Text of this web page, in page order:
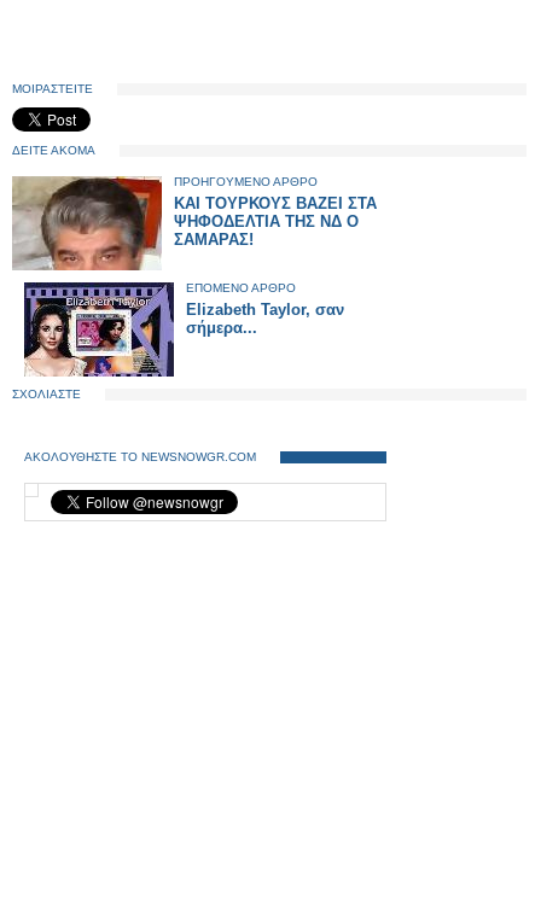
ΜΟΙΡΑΣΤΕΙΤΕ
ΔΕΙΤΕ ΑΚΟΜΑ
ΠΡΟΗΓΟΥΜΕΝΟ ΑΡΘΡΟ
ΚΑΙ ΤΟΥΡΚΟΥΣ ΒΑΖΕΙ ΣΤΑ
ΨΗΦΟΔΕΛΤΙΑ ΤΗΣ ΝΔ Ο
ΣΑΜΑΡΑΣ!
ΕΠΟΜΕΝΟ ΑΡΘΡΟ
Elizabeth Taylor, σαν
σήμερα...
ΣΧΟΛΙΑΣΤΕ
ΑΚΟΛΟΥΘΗΣΤΕ ΤΟ NEWSNOWGR.COM